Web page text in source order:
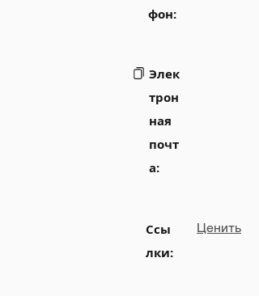
фон:
Элек
трон
ная
почт
а:
Ссы
лки:
Ценить